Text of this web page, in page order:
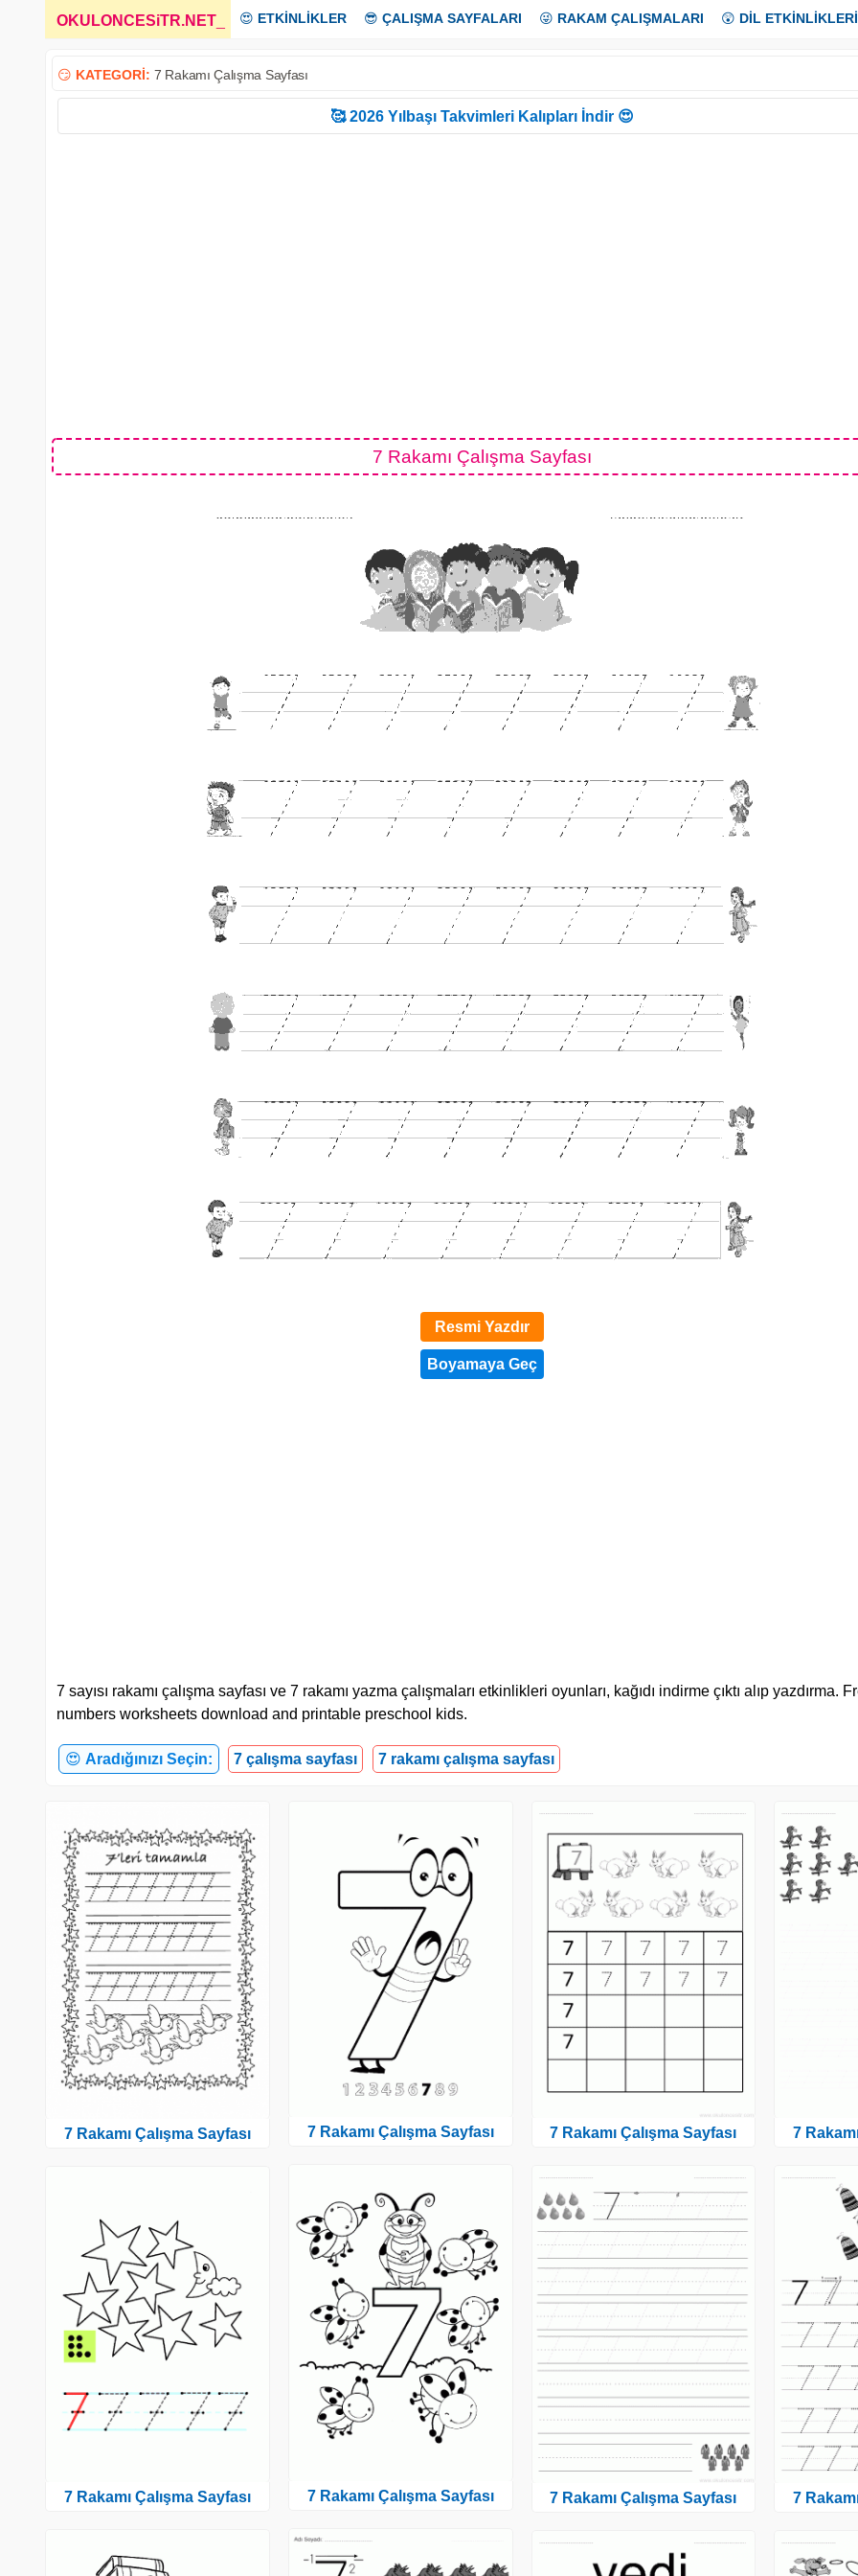
OKULONCESiTR.NET 😍 ETKİNLİKLER 😎 ÇALIŞMA SAYFALARI 😜 RAKAM ÇALIŞMALARI 😲 DİL ETKİNLİKLERİ
😏 KATEGORİ: 7 Rakamı Çalışma Sayfası
🥰 2026 Yılbaşı Takvimleri Kalıpları İndir 😍
7 Rakamı Çalışma Sayfası
Resmi Yazdır
7 sayısı rakamı çalışma sayfası ve 7 rakamı yazma çalışmaları etkinlikleri oyunları, kağıdı indirme çıktı alıp yazdırma.
numbers worksheets download and printable preschool kids.
😍 Aradığınızı Seçin: 7 çalışma sayfası 7 rakamı çalışma sayfası
7 Rakamı Çalışma Sayfası
7 Rakamı Çalışma Sayfası
7 Rakamı Çalışma Sayfası
7 Rakamı Çalışma Sayfası
7 Rakamı Çalışma Sayfası
7 Rakamı Çalışma Sayfası
7
7